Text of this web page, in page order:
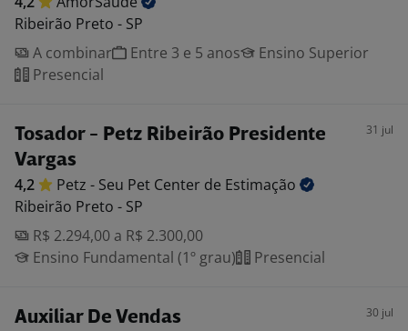
Ribeirão Preto - SP
A combinar
Entre 3 e 5 anos
Ensino Superior
Presencial
Tosador - Petz Ribeirão Presidente
Vargas
31 jul
4,2 Petz - Seu Pet Center de Estimação
Ribeirão Preto - SP
R$ 2.294,00 a R$ 2.300,00
Ensino Fundamental (1º grau)
Presencial
Auxiliar De Vendas 30 jul